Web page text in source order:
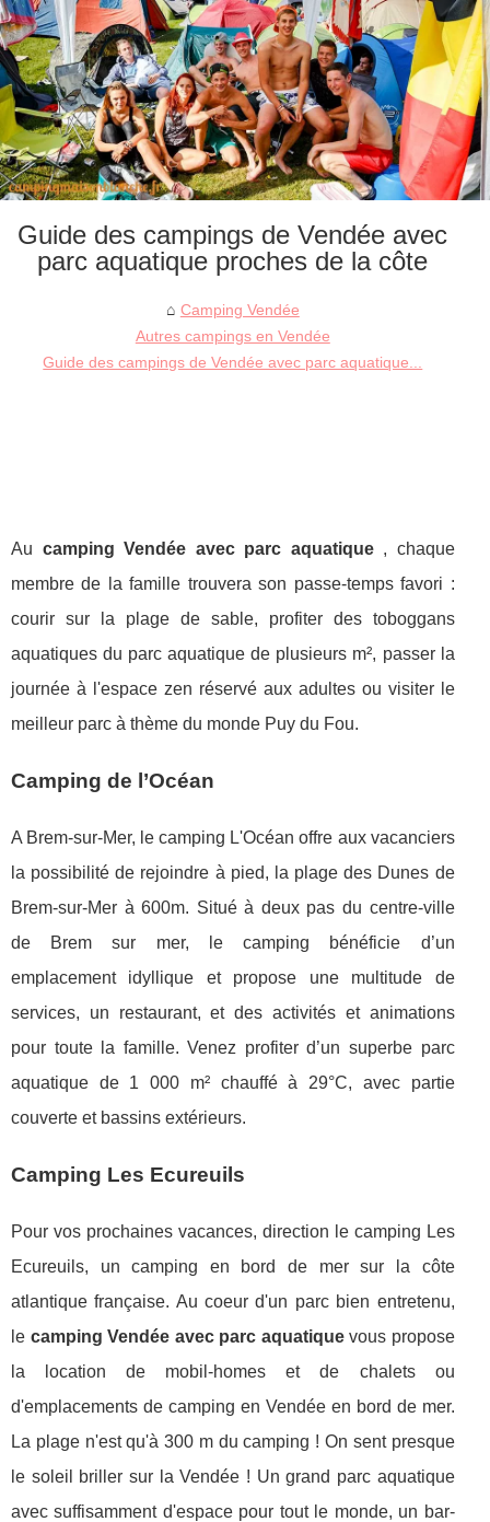
Guide des campings de Vendée avec
parc aquatique proches de la côte
Camping Vendée
Autres campings en Vendée
Guide des campings de Vendée avec parc aquatique...
Au camping Vendée avec parc aquatique, chaque
membre de la famille trouvera son passe-temps favori :
courir sur la plage de sable, profiter des toboggans
aquatiques du parc aquatique de plusieurs m², passer la
journée à l'espace zen réservé aux adultes ou visiter le
meilleur parc à thème du monde Puy du Fou.
Camping de l’Océan
A Brem-sur-Mer, le camping L'Océan offre aux vacanciers
la possibilité de rejoindre à pied, la plage des Dunes de
Brem-sur-Mer à 600m. Situé à deux pas du centre-ville
de Brem sur mer, le camping bénéficie d’un
emplacement idyllique et propose une multitude de
services, un restaurant, et des activités et animations
pour toute la famille. Venez profiter d’un superbe parc
aquatique de 1 000 m² chauffé à 29°C, avec partie
couverte et bassins extérieurs.
Camping Les Ecureuils
Pour vos prochaines vacances, direction le camping Les
Ecureuils, un camping en bord de mer sur la côte
atlantique française. Au coeur d'un parc bien entretenu,
le camping Vendée avec parc aquatiquevous propose
la location de mobil-homes et de chalets ou
d'emplacements de camping en Vendée en bord de mer.
La plage n'est qu'à 300 m du camping ! On sent presque
le soleil briller sur la Vendée ! Un grand parc aquatique
avec suffisamment d'espace pour tout le monde, un bar-